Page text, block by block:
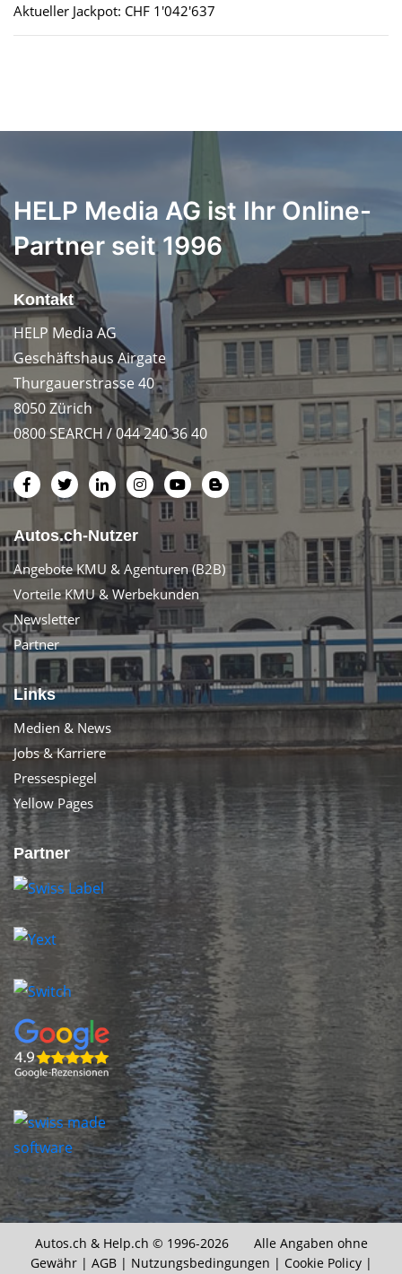
Aktueller Jackpot: CHF 1'042'637
HELP Media AG ist Ihr Online-
Partner seit 1996
Kontakt
HELP Media AG
Geschäftshaus Airgate
Thurgauerstrasse 40
8050 Zürich
0800 SEARCH / 044 240 36 40
Autos.ch-Nutzer
Angebote KMU & Agenturen (B2B)
Vorteile KMU & Werbekunden
Newsletter
Partner
Links
Medien & News
Jobs & Karriere
Pressespiegel
Yellow Pages
Partner
Autos.ch & Help.ch © 1996-2026 Alle Angaben ohne
Gewähr | AGB| Nutzungsbedingungen | Cookie Policy|